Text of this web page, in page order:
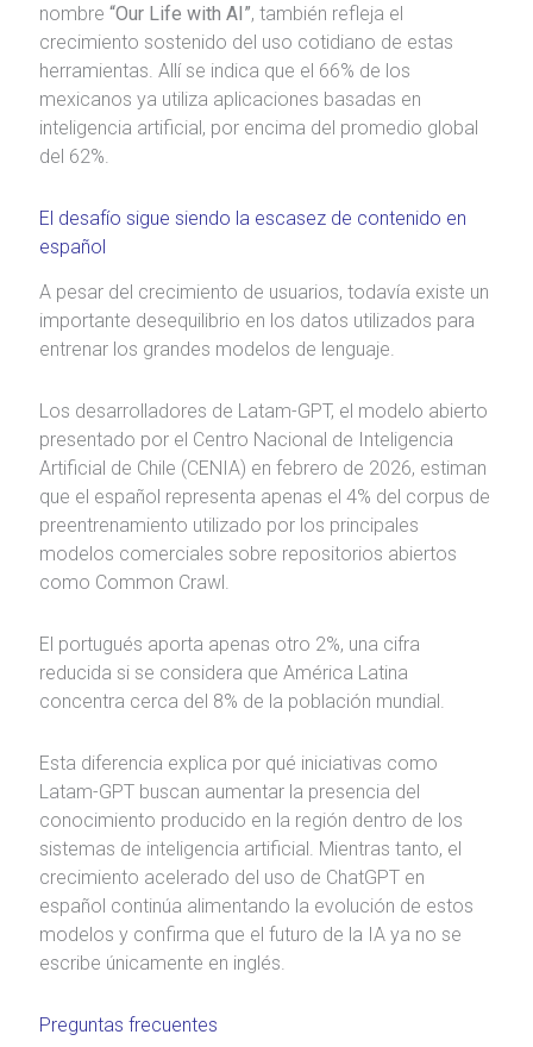
nombre “Our Life with AI”, también refleja el
crecimiento sostenido del uso cotidiano de estas
herramientas. Allí se indica que el 66% de los
mexicanos ya utiliza aplicaciones basadas en
inteligencia artificial, por encima del promedio global
del 62%.
El desafío sigue siendo la escasez de contenido en
español
A pesar del crecimiento de usuarios, todavía existe un
importante desequilibrio en los datos utilizados para
entrenar los grandes modelos de lenguaje.
Los desarrolladores de Latam-GPT, el modelo abierto
presentado por el Centro Nacional de Inteligencia
Artificial de Chile (CENIA) en febrero de 2026, estiman
que el español representa apenas el 4% del corpus de
preentrenamiento utilizado por los principales
modelos comerciales sobre repositorios abiertos
como Common Crawl.
El portugués aporta apenas otro 2%, una cifra
reducida si se considera que América Latina
concentra cerca del 8% de la población mundial.
Esta diferencia explica por qué iniciativas como
Latam-GPT buscan aumentar la presencia del
conocimiento producido en la región dentro de los
sistemas de inteligencia artificial. Mientras tanto, el
crecimiento acelerado del uso de ChatGPT en
español continúa alimentando la evolución de estos
modelos y confirma que el futuro de la IA ya no se
escribe únicamente en inglés.
Preguntas frecuentes